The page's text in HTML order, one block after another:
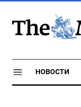
НОВОСТИ